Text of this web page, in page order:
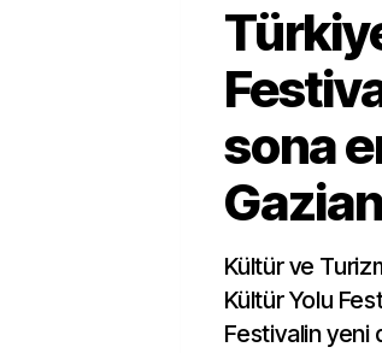
sona
Kültür ve
Kültür Yolu
Festivalin yeni